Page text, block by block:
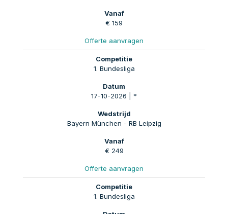
€ 159
Offerte aanvragen
1. Bundesliga
17-10-2026 | *
Bayern München - RB Leipzig
€ 249
Offerte aanvragen
1. Bundesliga